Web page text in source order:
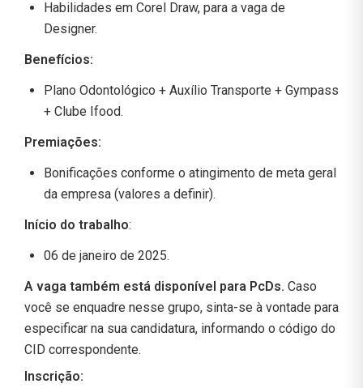
Habilidades em Corel Draw, para a vaga de
Designer.
Benefícios:
Plano Odontológico + Auxílio Transporte + Gympass
+ Clube Ifood.
Premiações:
Bonificações conforme o atingimento de meta geral
da empresa (valores a definir).
Início do trabalho:
06 de janeiro de 2025.
A vaga também está disponível para PcDs. Caso
você se enquadre nesse grupo, sinta-se à vontade para
especificar na sua candidatura, informando o código do
CID correspondente.
Inscrição: